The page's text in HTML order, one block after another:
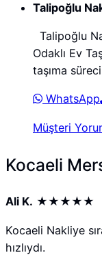
Talipoğlu
Talipoğlu
Odaklı Ev
taşıma
WhatsApp
Müşteri
Kocaeli
Ali K. ★★★★★
Kocaeli Nakliye
hızlıydı.